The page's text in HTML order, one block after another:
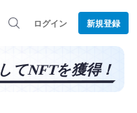
ログイン 新規登録